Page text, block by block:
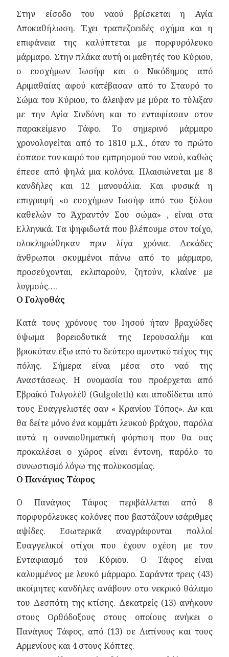
Στην είσοδο του ναού βρίσκεται η Αγία
Αποκαθήλωση. Έχει τραπεζοειδές σχήμα και η
επιφάνεια της καλύπτεται με πορφυρόλευκο
μάρμαρο. Στην πλάκα αυτή οι μαθητές του Κύριου,
ο ευσχήμων Ιωσήφ και ο Νικόδημος από
Αριμαθαίας αφού κατέβασαν από το Σταυρό το
Σώμα του Κύριου, το άλειψαν με μύρα το τύλιξαν
με την Αγία Σινδόνη και το ενταφίασαν στον
παρακείμενο Τάφο. Το σημερινό μάρμαρο
χρονολογείται από το 1810 μ.Χ., όταν το πρώτο
έσπασε τον καιρό του εμπρησμού του ναού, καθώς
έπεσε από ψηλά μια κολόνα. Πλαισιώνεται με 8
κανδήλες και 12 μανουάλια. Και φυσικά η
επιγραφή «ο ευσχήμων Ιωσήφ από του ξύλου
καθελών το Άχραντόν Σου σώμα» , είναι στα
Ελληνικά. Τα ψηφιδωτά που βλέπουμε στον τοίχο,
ολοκληρώθηκαν πριν λίγα χρόνια. Δεκάδες
άνθρωποι σκυμμένοι πάνω από το μάρμαρο,
προσεύχονται, εκλιπαρούν, ζητούν, κλαίνε με
λυγμούς….
Ο Γολγοθάς
Κατά τους χρόνους του Ιησού ήταν βραχώδες
ύψωμα βορειοδυτικά της Ιερουσαλήμ και
βρισκόταν έξω από το δεύτερο αμυντικό τείχος της
πόλης. Σήμερα είναι μέσα στο ναό της
Αναστάσεως. Η ονομασία του προέρχεται από
Εβραϊκό Γολγολέθ (Gulgoleth) και αποδίδεται από
τους Ευαγγελιστές σαν « Κρανίου Τόπος». Αν και
θα δείτε μόνο ένα κομμάτι λευκού βράχου, παρόλα
αυτά η συναισθηματική φόρτιση που θα σας
προκαλέσει ο χώρος είναι έντονη, παρόλο το
συνωστισμό λόγω της πολυκοσμίας.
Ο Πανάγιος Τάφος
Ο Πανάγιος Τάφος περιβάλλεται από 8
πορφυρόλευκες κολόνες που βαστάζουν ισάριθμες
αψίδες. Εσωτερικά αναγράφονται πολλοί
Ευαγγελικοί στίχοι που έχουν σχέση με τον
Ενταφιασμό του Κύριου. Ο Τάφος είναι
καλυμμένος με λευκό μάρμαρο. Σαράντα τρεις (43)
ακοίμητες κανδήλες ανάβουν στο νεκρικό θάλαμο
του Δεσπότη της κτίσης. Δεκατρείς (13) ανήκουν
στους Ορθόδοξους στους οποίους ανήκει ο
Πανάγιος Τάφος, από (13) σε Λατίνους και τους
Αρμενίους και 4 στους Κόπτες.